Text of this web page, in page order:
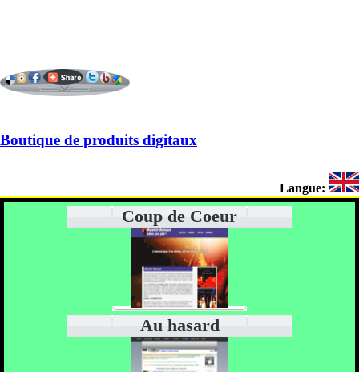
Boutique de produits digitaux
Langue:
Coup de Coeur
Au hasard